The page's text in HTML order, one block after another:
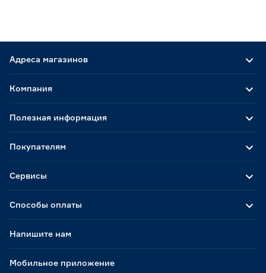
Адреса магазинов
Способы оплаты
Мобильное приложение
Компания
Полезная информация
Покупателям
Сервисы
Напишите нам